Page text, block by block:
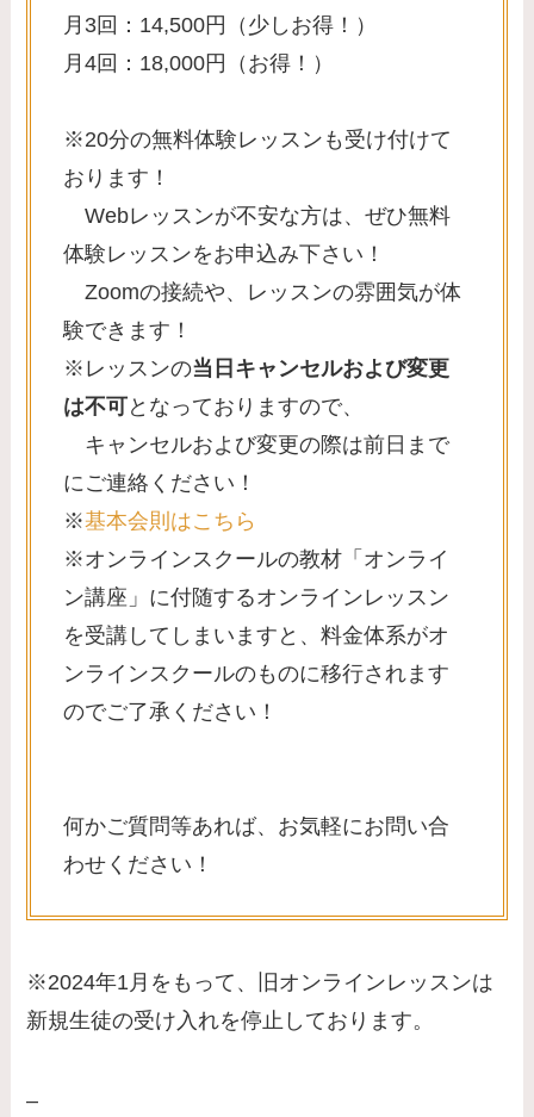
月3回：14,500円（少しお得！）
月4回：18,000円（お得！）
※20分の無料体験レッスンも受け付けて
おります！
Webレッスンが不安な方は、ぜひ無料
体験レッスンをお申込み下さい！
Zoomの接続や、レッスンの雰囲気が体
験できます！
※レッスンの当日キャンセルおよび変更
は不可となっておりますので、
キャンセルおよび変更の際は前日まで
にご連絡ください！
※基本会則はこちら
※オンラインスクールの教材「オンライ
ン講座」に付随するオンラインレッスン
を受講してしまいますと、料金体系がオ
ンラインスクールのものに移行されます
のでご了承ください！
​何かご質問等あれば、お気軽にお問い合
わせください！
※2024年1月をもって、旧オンラインレッスンは
新規生徒の受け入れを停止しております。
–